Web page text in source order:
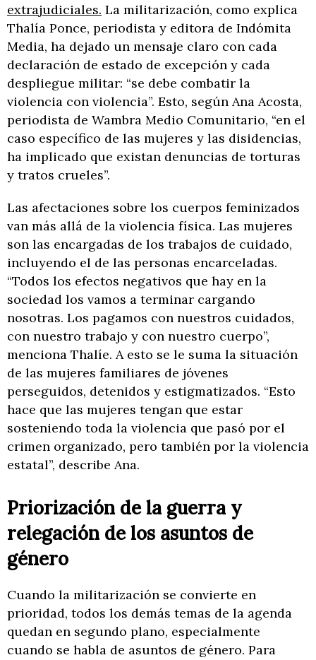
extrajudiciales. La militarización, como explica
Thalía Ponce, periodista y editora de Indómita
Media, ha dejado un mensaje claro con cada
declaración de estado de excepción y cada
despliegue militar: “se debe combatir la
violencia con violencia”. Esto, según Ana Acosta,
periodista de Wambra Medio Comunitario, “en el
caso específico de las mujeres y las disidencias,
ha implicado que existan denuncias de torturas
y tratos crueles”.
Las afectaciones sobre los cuerpos feminizados
van más allá de la violencia física. Las mujeres
son las encargadas de los trabajos de cuidado,
incluyendo el de las personas encarceladas.
“Todos los efectos negativos que hay en la
sociedad los vamos a terminar cargando
nosotras. Los pagamos con nuestros cuidados,
con nuestro trabajo y con nuestro cuerpo”,
menciona Thalíe. A esto se le suma la situación
de las mujeres familiares de jóvenes
perseguidos, detenidos y estigmatizados. “Esto
hace que las mujeres tengan que estar
sosteniendo toda la violencia que pasó por el
crimen organizado, pero también por la violencia
estatal”, describe Ana.
Priorización de la guerra y
relegación de los asuntos de
género
Cuando la militarización se convierte en
prioridad, todos los demás temas de la agenda
quedan en segundo plano, especialmente
cuando se habla de asuntos de género. Para